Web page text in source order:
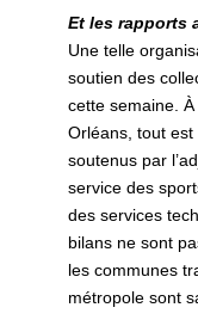
Et les rapports
Une telle
soutien des
cette semaine. À
Orléans, tout
soutenus par
service des
des services
bilans ne sont
les communes
métropole sont